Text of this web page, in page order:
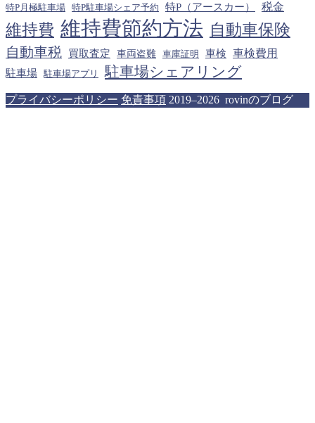
特P月極駐車場
特P駐車場シェア予約 特P（アースカー） 税金
維持費 維持費節約方法 自動車保険
自動車税 買取査定 車両盗難 車庫証明 車検 車検費用
駐車場 駐車場アプリ 駐車場シェアリング
プライバシーポリシー 免責事項 2019–2026 rovinのブログ